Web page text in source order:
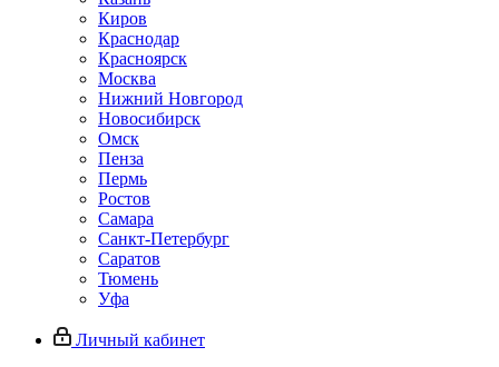
Киров
Краснодар
Красноярск
Москва
Нижний Новгород
Новосибирск
Омск
Пенза
Пермь
Ростов
Самара
Санкт-Петербург
Саратов
Тюмень
Уфа
Личный кабинет